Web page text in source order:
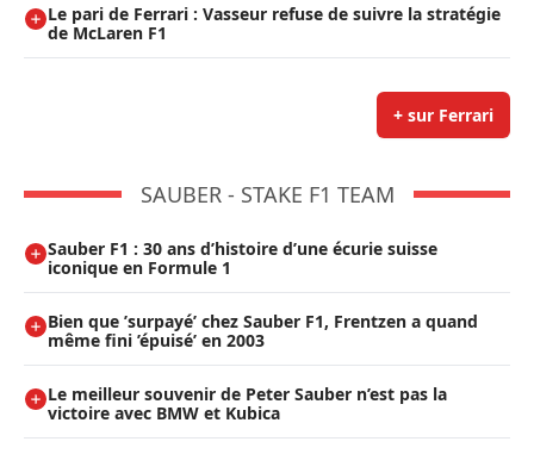
Le pari de Ferrari : Vasseur refuse de suivre la stratégie
de McLaren F1
+ sur Ferrari
SAUBER - STAKE F1 TEAM
Sauber F1 : 30 ans d’histoire d’une écurie suisse
iconique en Formule 1
Bien que ’surpayé’ chez Sauber F1, Frentzen a quand
même fini ’épuisé’ en 2003
Le meilleur souvenir de Peter Sauber n’est pas la
victoire avec BMW et Kubica